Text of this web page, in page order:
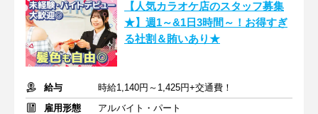
【人気カラオケ店のスタッフ募集
★】週1～&1日3時間～！お得すぎ
る社割＆賄いあり★
給与
時給1,140円～1,425円+交通費！
雇用形態
アルバイト・パート